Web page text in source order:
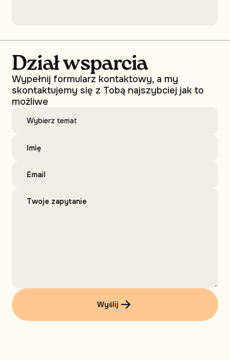
Dział wsparcia
Wypełnij formularz kontaktowy, a my
skontaktujemy się z Tobą najszybciej jak to
możliwe
Wyślij